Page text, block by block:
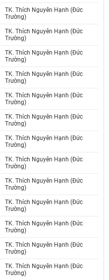
TK. Thích Nguyên Hạnh (Đức
Trường)
TK. Thích Nguyên Hạnh (Đức
Trường)
TK. Thích Nguyên Hạnh (Đức
Trường)
TK. Thích Nguyên Hạnh (Đức
Trường)
TK. Thích Nguyên Hạnh (Đức
Trường)
TK. Thích Nguyên Hạnh (Đức
Trường)
TK. Thích Nguyên Hạnh (Đức
Trường)
TK. Thích Nguyên Hạnh (Đức
Trường)
TK. Thích Nguyên Hạnh (Đức
Trường)
TK. Thích Nguyên Hạnh (Đức
Trường)
TK. Thích Nguyên Hạnh (Đức
Trường)
TK. Thích Nguyên Hạnh (Đức
Trường)
TK. Thích Nguyên Hạnh (Đức
Trường)